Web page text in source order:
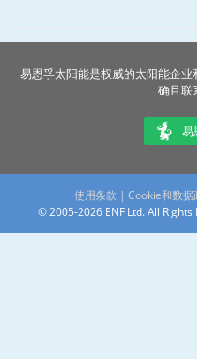
易恩孚太阳能是权威的太阳能企
确且联
易
使用条款 | Cookie和数据
© 2005-2026 ENF Ltd. All Rights